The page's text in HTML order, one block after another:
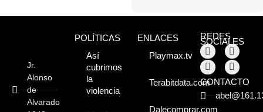
Jr.
Alonso
de
Alvarado
POLÍTICAS
Así
cubrimos
la
violencia
ENLACES
Playmax.tv
Terabitdata.com
Dalecomprar.com
REDES
SOCIALES
CONTACTO